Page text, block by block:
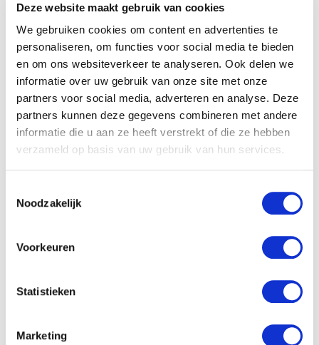
Deze website maakt gebruik van cookies
We gebruiken cookies om content en advertenties te
personaliseren, om functies voor social media te bieden
en om ons websiteverkeer te analyseren. Ook delen we
informatie over uw gebruik van onze site met onze
partners voor social media, adverteren en analyse. Deze
partners kunnen deze gegevens combineren met andere
informatie die u aan ze heeft verstrekt of die ze hebben
verzameld op basis van uw gebruik van hun services.
Noodzakelijk
Voorkeuren
Statistieken
Marketing